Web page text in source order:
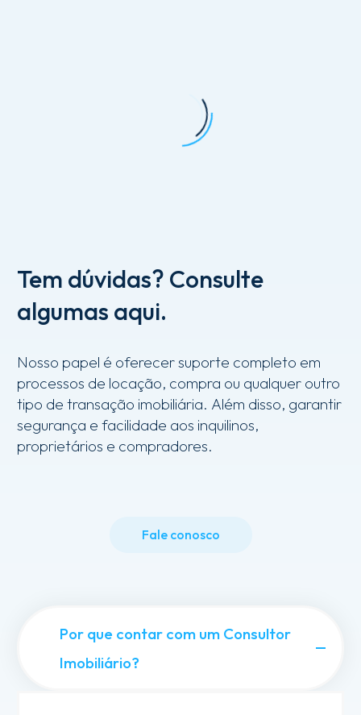
Arboreto Mirante 4 suítes em Águas Claras,
Av - Águas Claras, Brasília - DF
Tem dúvidas? Consulte
algumas aqui.
Nosso papel é oferecersuporte completo em
processos de locação, compra ou qualquer outro
tipo de transação imobiliária. Além disso, garantir
segurança e facilidade aos inquilinos,
proprietários e compradores.
Fale conosco
Por que contar com um Consultor
Imobiliário?